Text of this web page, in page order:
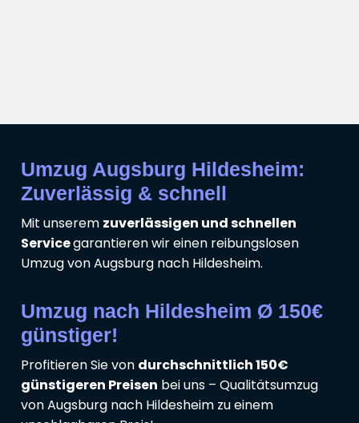
Umzug Augsburg Hildesheim:
Zuverlässig & schnell
Mit unserem zuverlässigen und schnellen
Servicegarantieren wir einen reibungslosen
Umzug von Augsburg nach Hildesheim.
Umzug nach Hildesheim Ø 150€
günstiger!
Profitieren Sie von durchschnittlich 150€
günstigeren Preisen bei uns – Qualitätsumzug
von Augsburg nach Hildesheim zu einem